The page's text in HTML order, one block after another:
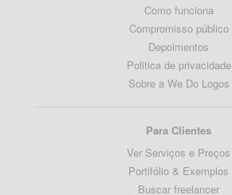
Como funciona
Compromisso público
Depoimentos
Politica de privacidade
Sobre a We Do Logos
Para Clientes
Ver Serviços e Preços
Portifólio & Exemplos
Buscar freelancer